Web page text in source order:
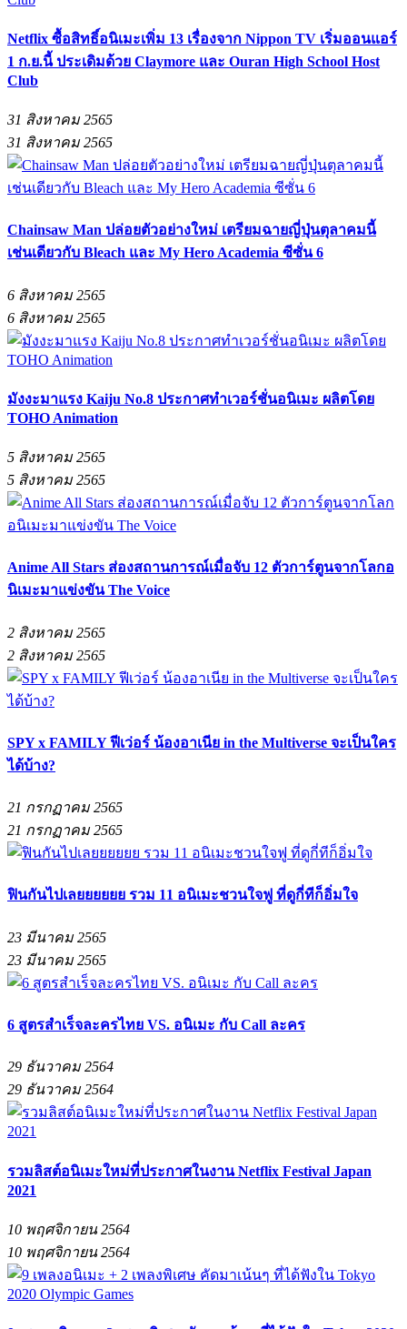
Netflix ซื้อสิทธิ์อนิเมะเพิ่ม 13 เรื่องจาก Nippon TV เริ่มออนแอร์
1 ก.ย.นี้ ประเดิมด้วย Claymore และ Ouran High School Host
Club
31 สิงหาคม 2565
31 สิงหาคม 2565
Chainsaw Man ปล่อยตัวอย่างใหม่ เตรียมฉายญี่ปุ่นตุลาคมนี้
เช่นเดียวกับ Bleach และ My Hero Academia ซีซั่น 6
6 สิงหาคม 2565
6 สิงหาคม 2565
มังงะมาแรง Kaiju No.8 ประกาศทำเวอร์ชั่นอนิเมะ ผลิตโดย
TOHO Animation
5 สิงหาคม 2565
5 สิงหาคม 2565
Anime All Stars ส่องสถานการณ์เมื่อจับ 12 ตัวการ์ตูนจากโลกอ
นิเมะมาแข่งขัน The Voice
2 สิงหาคม 2565
2 สิงหาคม 2565
SPY x FAMILY ฟีเว่อร์ น้องอาเนีย in the Multiverse จะเป็นใคร
ได้บ้าง?
21 กรกฏาคม 2565
21 กรกฏาคม 2565
ฟินกันไปเลยยยยยย รวม 11 อนิเมะชวนใจฟู ที่ดูกี่ทีก็อิ่มใจ
23 มีนาคม 2565
23 มีนาคม 2565
6 สูตรสำเร็จละครไทย VS. อนิเมะ กับ Call ละคร
29 ธันวาคม 2564
29 ธันวาคม 2564
รวมลิสต์อนิเมะใหม่ที่ประกาศในงาน Netflix Festival Japan
2021
10 พฤศจิกายน 2564
10 พฤศจิกายน 2564